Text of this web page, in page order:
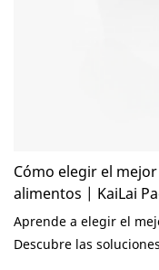
Cómo elegir el
alimentos | KaiLai
Aprende a elegir el
Descubre las